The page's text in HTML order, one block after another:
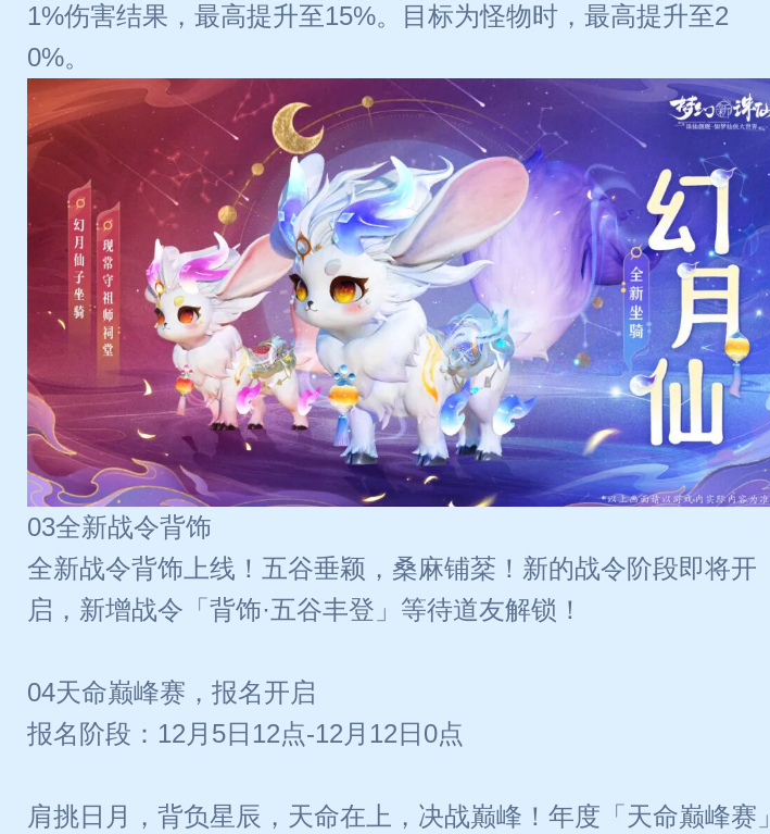
1%伤害结果，最高提升至15%。目标为怪物时，最高提升至2
0%。
03全新战令背饰
全新战令背饰上线！五谷垂颖，桑麻铺棻！新的战令阶段即将开
启，新增战令「背饰·五谷丰登」等待道友解锁！
04天命巅峰赛，报名开启
报名阶段：12月5日12点-12月12日0点
肩挑日月，背负星辰，天命在上，决战巅峰！年度「天命巅峰赛」